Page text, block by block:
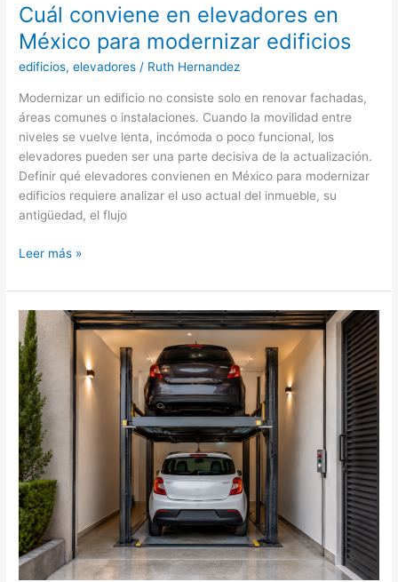
Cuál conviene en elevadores en
México para modernizar edificios
edificios,elevadores / Ruth Hernandez
Modernizar un edificio no consiste solo en renovar fachadas,
áreas comunes o instalaciones. Cuando la movilidad entre
niveles se vuelve lenta, incómoda o poco funcional, los
elevadores pueden ser una parte decisiva de la actualización.
Definir qué elevadores convienen en México para modernizar
edificios requiere analizar el uso actual del inmueble, su
antigüedad, el flujo
Cuál
en
elevadores
en
México
para
modernizar
edificios
Leer más »